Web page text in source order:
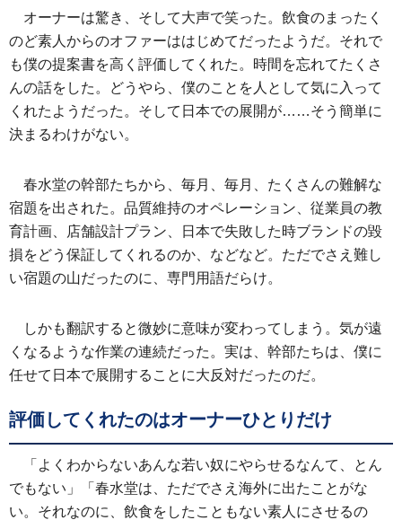
オーナーは驚き、そして大声で笑った。飲食のまったく
のど素人からのオファーははじめてだったようだ。それで
も僕の提案書を高く評価してくれた。時間を忘れてたくさ
んの話をした。どうやら、僕のことを人として気に入って
くれたようだった。そして日本での展開が……そう簡単に
決まるわけがない。
春水堂の幹部たちから、毎月、毎月、たくさんの難解な
宿題を出された。品質維持のオペレーション、従業員の教
育計画、店舗設計プラン、日本で失敗した時ブランドの毀
損をどう保証してくれるのか、などなど。ただでさえ難し
い宿題の山だったのに、専門用語だらけ。
しかも翻訳すると微妙に意味が変わってしまう。気が遠
くなるような作業の連続だった。実は、幹部たちは、僕に
任せて日本で展開することに大反対だったのだ。
評価してくれたのはオーナーひとりだけ
「よくわからないあんな若い奴にやらせるなんて、とん
でもない」「春水堂は、ただでさえ海外に出たことがな
い。それなのに、飲食をしたこともない素人にさせるの